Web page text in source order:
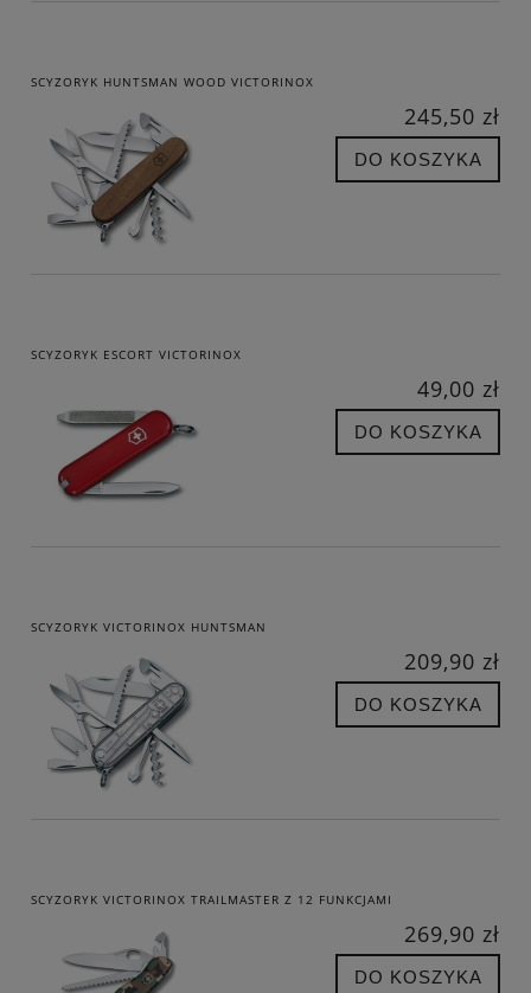
SCYZORYK HUNTSMAN WOOD VICTORINOX
245,50 zł
DO KOSZYKA
SCYZORYK ESCORT VICTORINOX
49,00 zł
DO KOSZYKA
SCYZORYK VICTORINOX HUNTSMAN
209,90 zł
DO KOSZYKA
SCYZORYK VICTORINOX TRAILMASTER Z 12 FUNKCJAMI
269,90 zł
DO KOSZYKA